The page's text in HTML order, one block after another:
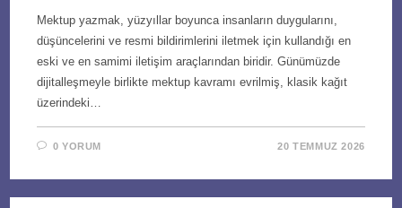
Mektup yazmak, yüzyıllar boyunca insanların duygularını,
düşüncelerini ve resmi bildirimlerini iletmek için kullandığı en
eski ve en samimi iletişim araçlarından biridir. Günümüzde
dijitalleşmeyle birlikte mektup kavramı evrilmiş, klasik kağıt
üzerindeki…
0 YORUM 20 TEMMUZ 2026